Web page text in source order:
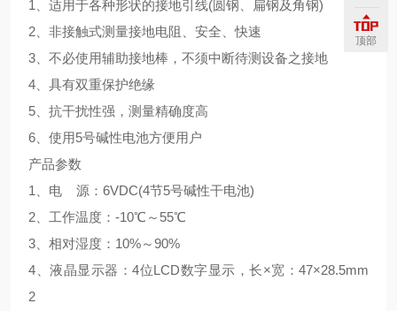
1、适用于各种形状的接地引线(圆钢、扁钢及角钢)
2、非接触式测量接地电阻、安全、快速
3、不必使用辅助接地棒，不须中断待测设备之接地
4、具有双重保护绝缘
5、抗干扰性强，测量精确度高
6、使用5号碱性电池方便用户
产品参数
1、电 源：6VDC(4节5号碱性干电池)
2、工作温度：-10℃～55℃
3、相对湿度：10%～90%
4、液晶显示器：4位LCD数字显示，长×宽：47×28.5mm
2
顶部